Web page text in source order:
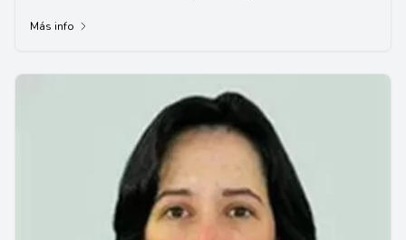
Más info